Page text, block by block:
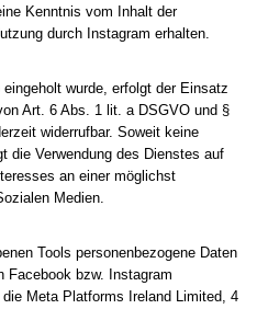
Kenntnis vom Inhalt der
durch Instagram erhalten.
wurde, erfolgt der Einsatz
Art. 6 Abs. 1 lit. a DSGVO und §
widerrufbar. Soweit keine
die Verwendung des Dienstes auf
an einer möglichst
Medien.
Tools personenbezogene Daten
Facebook bzw. Instagram
Meta Platforms Ireland Limited, 4